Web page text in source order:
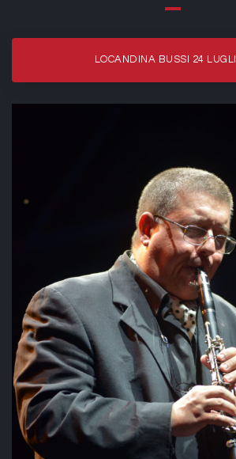
LOCANDINA BUSSI 24